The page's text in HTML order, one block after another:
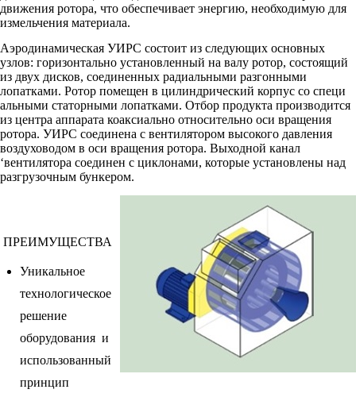
движения ротора, что обеспечивает энергию, необходимую для
измельчения материала.
Аэродинамическая УИРС состоит из следующих основных
узлов: горизонтально установленный на валу ротор, состоящий
из двух дисков, соединенных радиальными разгонными
лопатками. Ротор помещен в цилиндрический корпус со специ
альными статорными лопатками. Отбор продукта производится
из центра аппарата коаксиально относительно оси вращения
ротора. УИРС соединена с вентилятором высокого давления
воздуховодом в оси вращения ротора. Выходной канал
‘вентилятора соединен с циклонами, которые установлены над
разгрузочным бункером.
ПРЕИМУЩЕСТВА
Уникальное
технологическое
решение
оборудования и
использованный
принцип